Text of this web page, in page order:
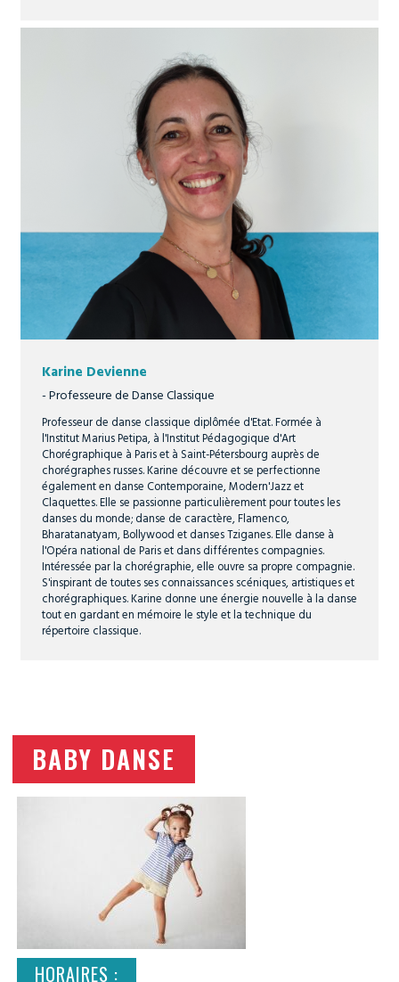
Karine Devienne
- Professeure de Danse Classique
Professeur de danse classique diplômée d'Etat. Formée à
l'Institut Marius Petipa, à l'Institut Pédagogique d'Art
Chorégraphique à Paris et à Saint-Pétersbourg auprès de
chorégraphes russes. Karine découvre et se perfectionne
également en danse Contemporaine, Modern'Jazz et
Claquettes. Elle se passionne particulièrement pour toutes les
danses du monde; danse de caractère, Flamenco,
Bharatanatyam, Bollywood et danses Tziganes. Elle danse à
l'Opéra national de Paris et dans différentes compagnies.
Intéressée par la chorégraphie, elle ouvre sa propre compagnie.
S'inspirant de toutes ses connaissances scéniques, artistiques et
chorégraphiques. Karine donne une énergie nouvelle à la danse
tout en gardant en mémoire le style et la technique du
répertoire classique.
BABY DANSE
HORAIRES :